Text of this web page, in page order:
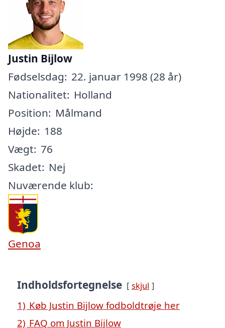
Justin Bijlow
Fødselsdag: 22. januar 1998 (28 år)
Nationalitet: Holland
Position: Målmand
Højde: 188
Vægt: 76
Skadet: Nej
Nuværende klub:
Genoa
Indholdsfortegnelse skjul
1) Køb Justin Bijlow fodboldtrøje her
2) FAQ om Justin Bijlow